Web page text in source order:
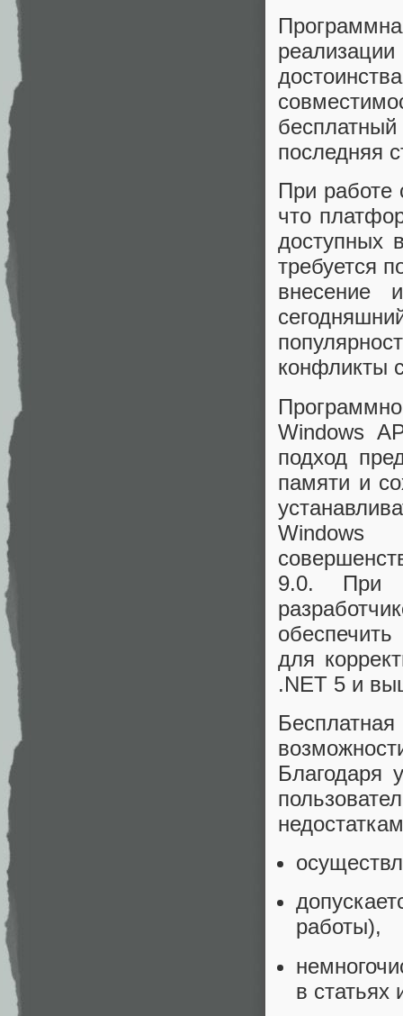
последняя
При работе
что
доступных
требуется
внесение
конфликты
Windows
подход
памяти и
Windows
9.0. При
для
.NET 5 и
Благодаря
работы),
в